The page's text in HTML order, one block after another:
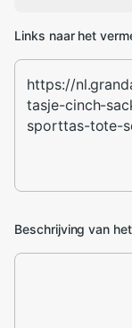
Links naar het
Beschrijving van